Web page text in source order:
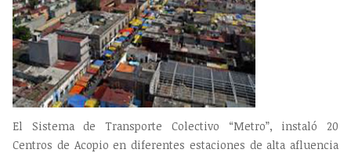
El Sistema de Transporte Colectivo “Metro”, instaló 20
Centros de Acopio en diferentes estaciones de alta afluencia